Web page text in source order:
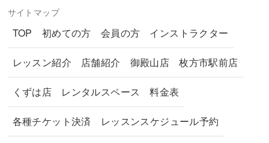
サイトマップ
TOP 初めての方 会員の方 インストラクター
レッスン紹介 店舗紹介 御殿山店 枚方市駅前店
くずは店 レンタルスペース 料金表
各種チケット決済 レッスンスケジュール予約